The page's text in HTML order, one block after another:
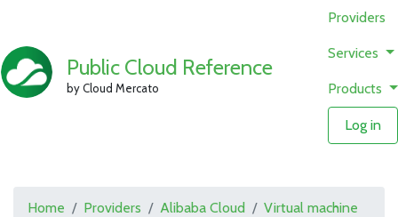
Public Cloud Reference
by Cloud Mercato
Providers
Services
Products
Log in
Home Providers Alibaba Cloud
Virtual machine